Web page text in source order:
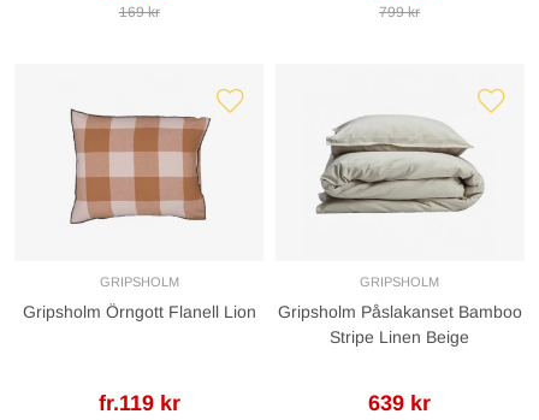
169 kr 799 kr
GRIPSHOLM
Gripsholm Örngott Flanell Lion
fr.119 kr
GRIPSHOLM
Gripsholm Påslakanset Bamboo
Stripe Linen Beige
639 kr